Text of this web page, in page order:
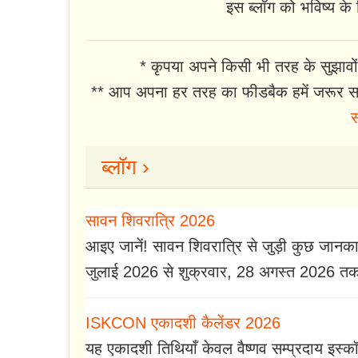
इस ब्लॉग को भविष्य
* कृपया अपने किसी भी तरह के
** आप अपना हर तरह का फीडबैक हमें जरूर
ब्लॉग ›
सावन शिवरात्रि 2026
आइए जानें! सावन शिवरात्रि से जुड़ी कुछ
जुलाई 2026 से शुक्रवार, 28 अगस्त 2026
ISKCON एकादशी कैलेंडर 2026
यह एकादशी तिथियाँ केवल वैष्णव सम्प्रदाय